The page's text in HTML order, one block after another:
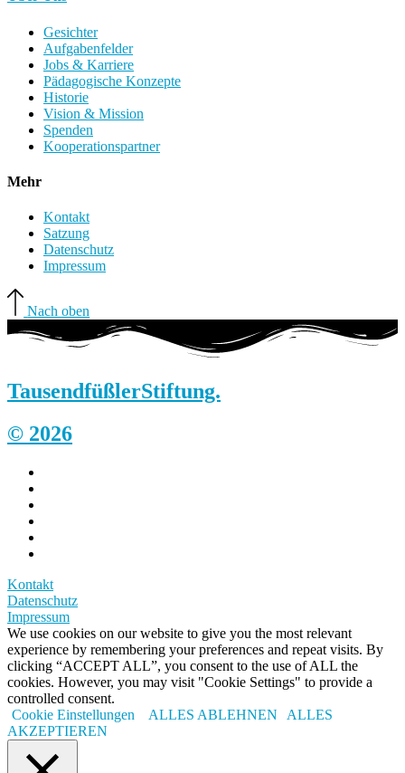
Gesichter
Aufgabenfelder
Jobs & Karriere
Pädagogische Konzepte
Historie
Vision & Mission
Spenden
Kooperationspartner
Mehr
Kontakt
Satzung
Datenschutz
Impressum
Nach oben
TausendfüßlerStiftung.
© 2026
Kontakt
Datenschutz
Impressum
We use cookies on our website to give you the most relevant
experience by remembering your preferences and repeat visits. By
clicking “ACCEPT ALL”, you consent to the use of ALL the
cookies. However, you may visit "Cookie Settings" to provide a
controlled consent.
Cookie Einstellungen
ALLES ABLEHNEN
ALLES
AKZEPTIEREN